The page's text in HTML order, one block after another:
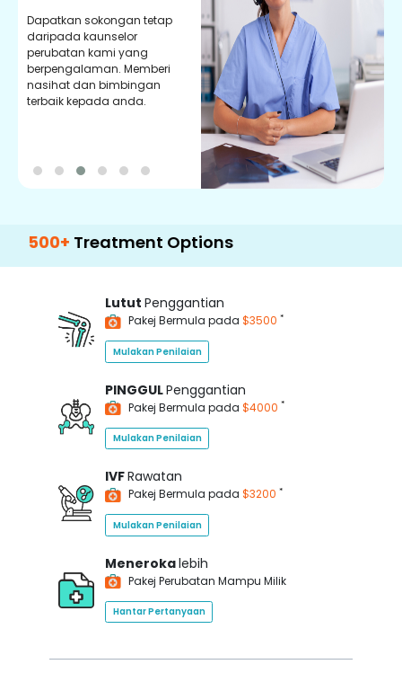
Dapatkan sokongan tetap
daripada kaunselor
perubatan kami yang
berpengalaman. Memberi
nasihat dan bimbingan
terbaik kepada anda.
Treatment Options
Lutut Penggantian
Pakej Bermula pada $3500 *
Mulakan Penilaian
PINGGULPenggantian
Pakej Bermula pada $4000 *
Mulakan Penilaian
IVFRawatan
Pakej Bermula pada $3200 *
Mulakan Penilaian
Menerokalebih
Pakej Perubatan Mampu Milik
Hantar Pertanyaan